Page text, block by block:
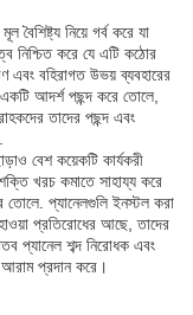
নিয়ে গর্ব করে যা
নিশ্চিত করে যে এটি কঠোর
বহিরাগত উভয় ব্যবহারের
আদর্শ পছন্দ করে তোলে,
তাদের পছন্দ এবং
বেশ কয়েকটি কার্যকরী
খরচ কমাতে সাহায্য করে
তোলে. প্যানেলগুলি ইনস্টল করা
প্রতিরোধের আছে, তাদের
প্যানেল শব্দ নিরোধক এবং
আরাম প্রদান করে।